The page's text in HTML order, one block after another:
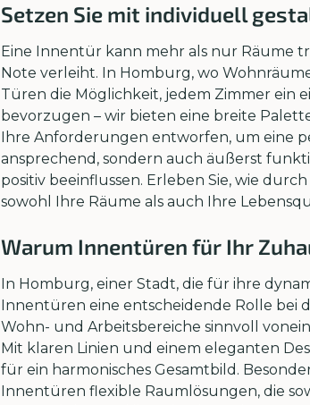
Setzen Sie mit individuell
Eine Innentür kann mehr als nur Räume
Note verleiht. In Homburg, wo
Türen die Möglichkeit, jedem Zimmer ein
bevorzugen – wir bieten eine breite
Ihre Anforderungen entworfen, um eine
ansprechend, sondern auch äußerst
positiv beeinflussen. Erleben Sie, wie
sowohl Ihre Räume als auch Ihre
Warum Innentüren für Ihr
In Homburg, einer Stadt, die für ihre
Innentüren eine entscheidende Rolle bei
Wohn- und Arbeitsbereiche sinnvoll
Mit klaren Linien und einem eleganten
für ein harmonisches Gesamtbild.
Innentüren flexible Raumlösungen, die